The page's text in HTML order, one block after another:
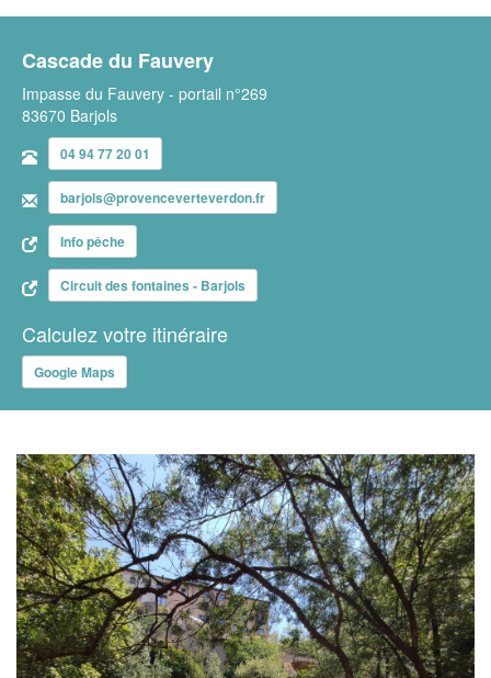
Cascade du Fauvery
Impasse du Fauvery - portail n°269
83670 Barjols
04 94 77 20 01
barjols@provenceverteverdon.fr
Info pêche
Circuit des fontaines - Barjols
Calculez votre itinéraire
Google Maps